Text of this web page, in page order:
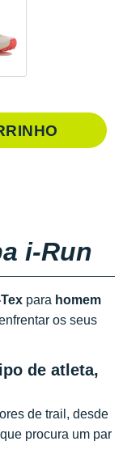
i-Run
para homem
os seus
de atleta,
de trail, desde
procura um par